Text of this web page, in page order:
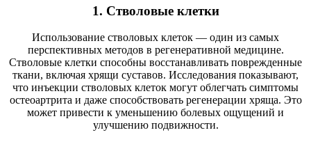
1. Стволовые клетки
Использование стволовых клеток — один из самых
перспективных методов в регенеративной медицине.
Стволовые клетки способны восстанавливать поврежденные
ткани, включая хрящи суставов. Исследования показывают,
что инъекции стволовых клеток могут облегчать симптомы
остеоартрита и даже способствовать регенерации хряща. Это
может привести к уменьшению болевых ощущений и
улучшению подвижности.